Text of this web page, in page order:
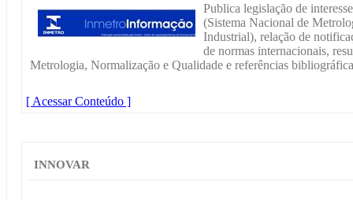
Publica legislação de
(Sistema Nacional de
Industrial), relação de
de normas internacionais,
Metrologia, Normalização e Qualidade e referências
[ Acessar Conteúdo ]
INNOVAR